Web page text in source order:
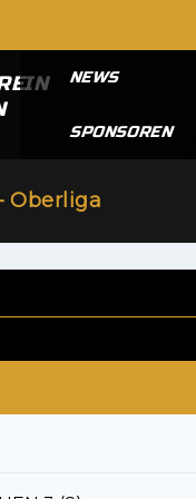
NEWS
SPONSOREN
Oberliga